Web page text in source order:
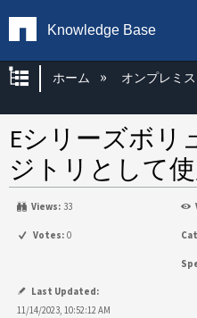
Knowledge Base
グローバル階層
ホーム オンプレミス
Eシリーズボリ
ジトリとして
Views: 33
Votes: 0
Last Updated:
11/14/2023, 10:52:12 AM